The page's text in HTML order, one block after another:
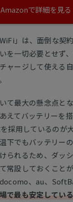
Amazonで詳細を見る
WiFi」は、面倒な契
を一切必要とせず
ャージして使える
て最大の懸念点と
えてバッテリーを
採用しているのが
下でもバッテリー
られるため、ダッ
常設しておくことが
、au、
で最も安定してい